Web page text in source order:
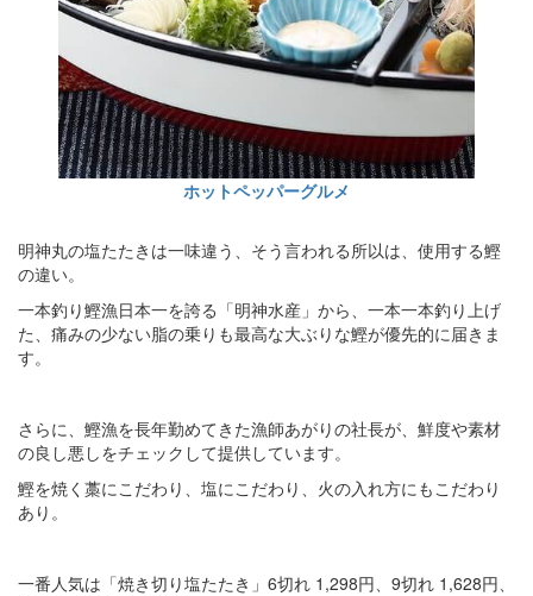
ホットペッパーグルメ
明神丸の塩たたきは一味違う、そう言われる所以は、使用する鰹
の違い。
一本釣り鰹漁日本一を誇る「明神水産」から、一本一本釣り上げ
た、痛みの少ない脂の乗りも最高な大ぶりな鰹が優先的に届きま
す。
さらに、鰹漁を長年勤めてきた漁師あがりの社長が、鮮度や素材
の良し悪しをチェックして提供しています。
鰹を焼く藁にこだわり、塩にこだわり、火の入れ方にもこだわり
あり。
一番人気は「焼き切り塩たたき」6切れ 1,298円、9切れ 1,628円、